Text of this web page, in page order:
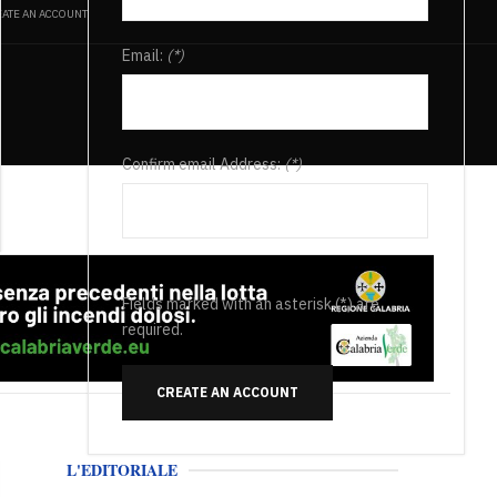
AN ACCOUNT
Email: (*)
Confirm email Address:(*)
Fields marked with an asterisk (*) are
required.
CREATE AN ACCOUNT
L'EDITORIALE